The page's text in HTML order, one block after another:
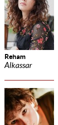
Reham
Alkassar